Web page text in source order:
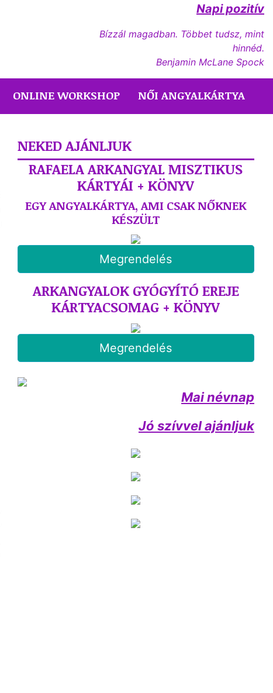
Napi pozitív
Bízzál magadban. Többet tudsz, mint
hinnéd.
Benjamin McLane Spock
ONLINE WORKSHOP NŐI ANGYALKÁRTYA
NEKED AJÁNLJUK
RAFAELA ARKANGYAL MISZTIKUS
KÁRTYÁI + KÖNYV
EGY ANGYALKÁRTYA, AMI CSAK NŐKNEK
KÉSZÜLT
Megrendelés
ARKANGYALOK GYÓGYÍTÓ EREJE
KÁRTYACSOMAG + KÖNYV
Megrendelés
Mai névnap
Jó szívvel ajánljuk